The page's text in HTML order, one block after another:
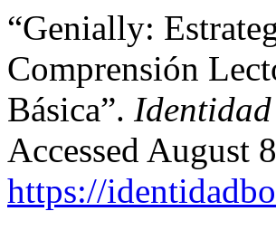
“Genially:
Comprensión
Básica”.
Accessed August
https://